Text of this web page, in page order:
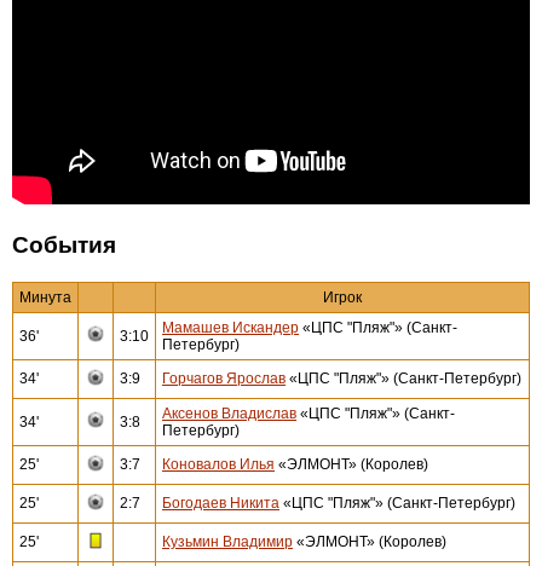
События
Минута Игрок
36' 3:10 Мамашев Искандер «ЦПС "Пляж"» (Санкт-
Петербург)
34'
3:9 Горчагов Ярослав «ЦПС "Пляж"» (Санкт-Петербург)
34' 3:8 Аксенов Владислав «ЦПС "Пляж"» (Санкт-
Петербург)
25'
3:7 Коновалов Илья «ЭЛМОНТ» (Королев)
25' 2:7 Богодаев Никита «ЦПС "Пляж"» (Санкт-Петербург)
25' Кузьмин Владимир «ЭЛМОНТ» (Королев)